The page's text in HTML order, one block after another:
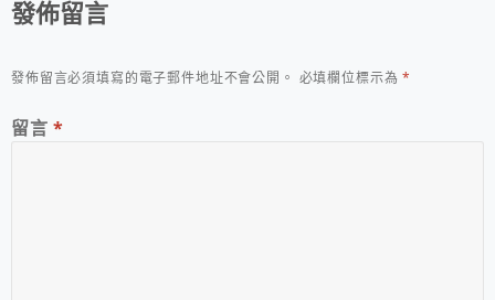
發佈留言
發佈留言必須填寫的電子郵件地址不會公開。 必填欄位標示為*
留言 *